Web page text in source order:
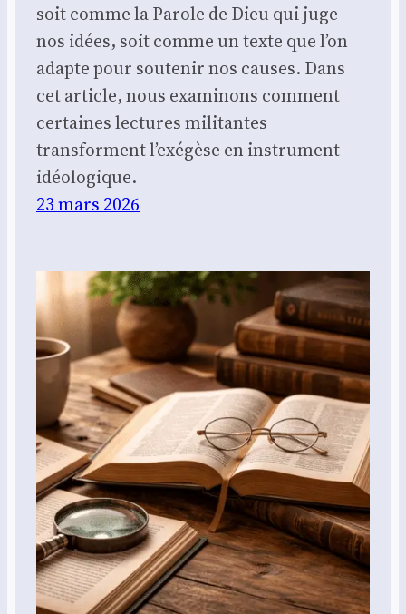
soit comme la Parole de Dieu qui juge
nos idées, soit comme un texte que l’on
adapte pour soutenir nos causes. Dans
cet article, nous examinons comment
certaines lectures militantes
transforment l’exégèse en instrument
idéologique.
23 mars 2026